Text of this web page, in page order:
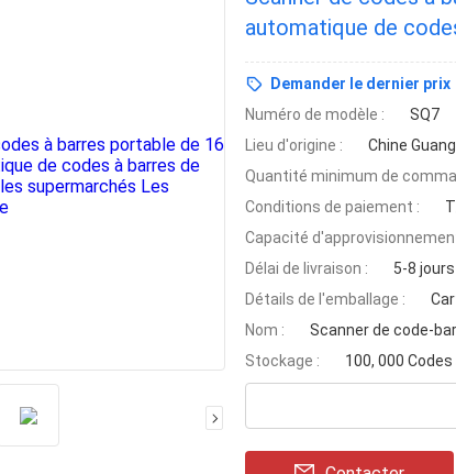
automatique de
supermarchés Les
Demander le dernier prix
Numéro de modèle :
SQ7
Lieu d'origine :
Chine
Quantité minimum de
Conditions de paiement :
Capacité
Délai de livraison :
5-8
Détails de l'emballage :
Nom :
Scanner de code-
Stockage :
100, 000